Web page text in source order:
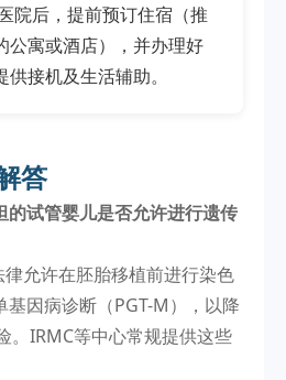
院后，提前预订住宿（推
公寓或酒店），并办理好
接机及生活辅助。
答
的试管婴儿是否允许进行遗传
允许在胚胎移植前进行染色
基因病诊断（PGT-M），以降
。IRMC等中心常规提供这些